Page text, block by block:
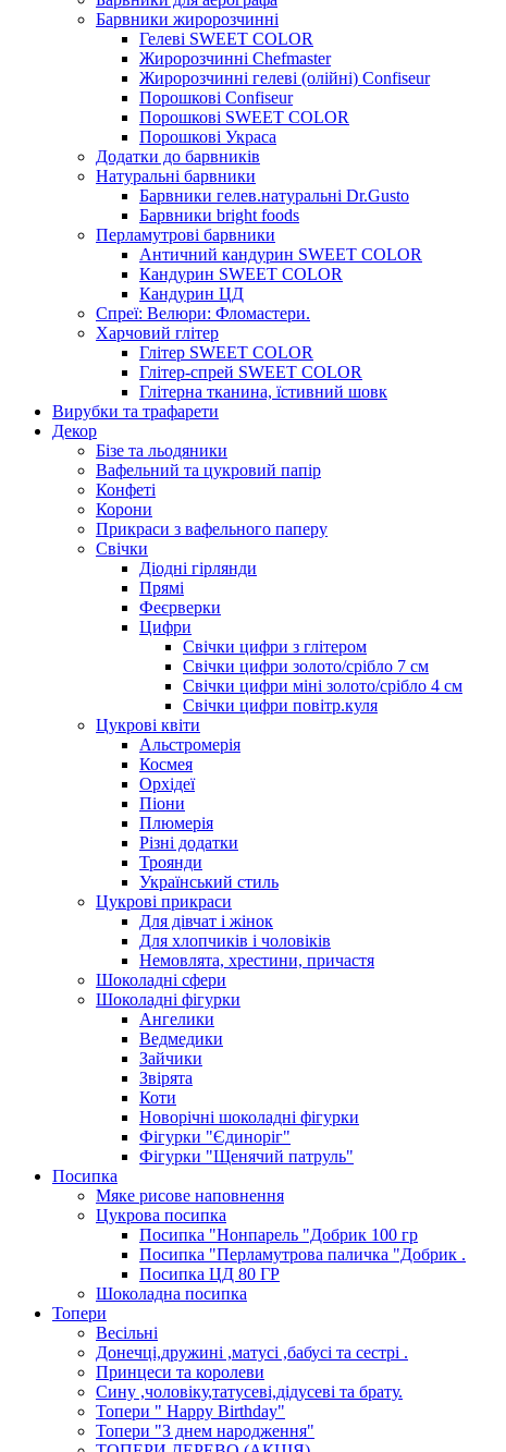
Барвники жиророзчинні
Гелеві SWEET COLOR
Жиророзчинні Chefmaster
Жиророзчинні гелеві (олійні) Confiseur
Порошкові Confiseur
Порошкові SWEET COLOR
Порошкові Украса
Додатки до барвників
Натуральні барвники
Барвники гелев.натуральні Dr.Gusto
Барвники bright foods
Перламутрові барвники
Античний кандурин SWEET COLOR
Кандурин SWEET COLOR
Кандурин ЦД
Спреї: Велюри: Фломастери.
Харчовий глітер
Глітер SWEET COLOR
Глітер-спрей SWEET COLOR
Глітерна тканина, їстивний шовк
Вирубки та трафарети
Декор
Бізе та льодяники
Вафельний та цукровий папір
Конфеті
Корони
Прикраси з вафельного паперу
Свічки
Діодні гірлянди
Прямі
Феєрверки
Цифри
Свічки цифри з глітером
Свічки цифри золото/срібло 7 см
Свічки цифри міні золото/срібло 4 см
Свічки цифри повітр.куля
Цукрові квіти
Альстромерія
Космея
Орхідеї
Піони
Плюмерія
Різні додатки
Троянди
Український стиль
Цукрові прикраси
Для дівчат і жінок
Для хлопчиків і чоловіків
Немовлята, хрестини, причастя
Шоколадні сфери
Шоколадні фігурки
Ангелики
Ведмедики
Зайчики
Звірята
Коти
Новорічні шоколадні фігурки
Фігурки "Єдиноріг"
Фігурки "Щенячий патруль"
Посипка
Мяке рисове наповнення
Цукрова посипка
Посипка "Нонпарель "Добрик 100 гр
Посипка "Перламутрова паличка "Добрик .
Посипка ЦД 80 ГР
Шоколадна посипка
Топери
Весільні
Донечці,дружині ,матусі ,бабусі та сестрі .
Принцеси та королеви
Сину ,чоловіку,татусеві,дідусеві та брату.
Топери " Happy Birthday"
Топери "З днем народження"